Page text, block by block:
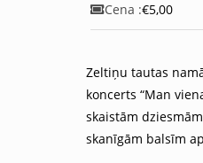
Cena :€5,00
Zeltiņu tautas
koncerts “Man
skaistām
skanīgām balsīm